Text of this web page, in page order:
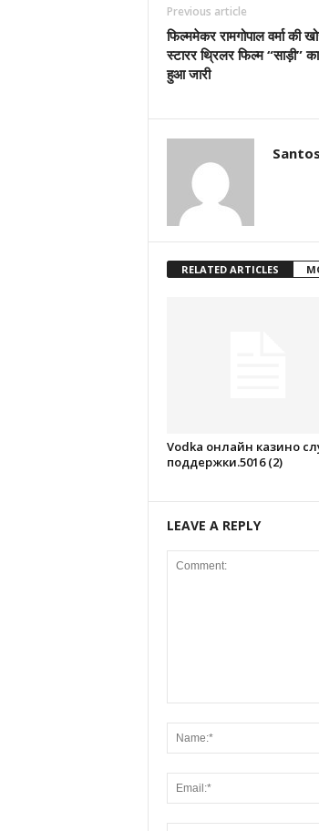
Previous article
फिल्ममेकर रामगोपाल वर्मा की
स्टारर थ्रिलर फिल्म “साड़ी”
हुआ जारी
RELATED ARTICLES
Vodka онлайн казино
поддержки.5016 (2)
LEAVE A REPLY